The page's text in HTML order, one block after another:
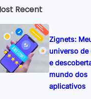
Recent
Zignets:
universo de
e
mundo dos
aplicativos